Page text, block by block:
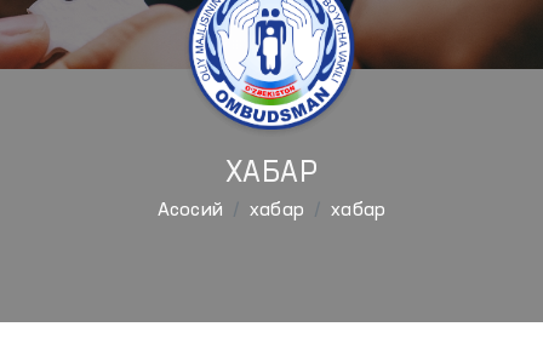
ХАБАР
Aсосий хабар хабар